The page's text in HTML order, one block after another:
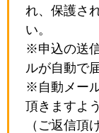
れ、保護さ
い。
※申込の送
ルが自動で
※自動メー
頂きますよ
（ご返信頂